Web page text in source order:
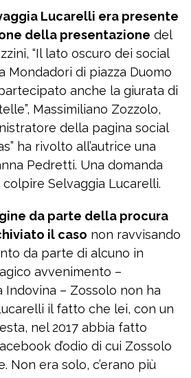
Lucarelli era presente
della presentazione del
“Il lato oscuro dei social
Mondadori di piazza Duomo
anche la giurata di
Massimiliano Zozzolo,
della pagina social
ha rivolto all’autrice una
Pedretti. Una domanda
Selvaggia Lucarelli.
da parte della procura
il caso non ravvisando
da parte di alcuno in
avvenimento –
– Zossolo non ha
il fatto che lei, con un
nel 2017 abbia fatto
d’odio di cui Zossolo
Non era solo, c’erano più